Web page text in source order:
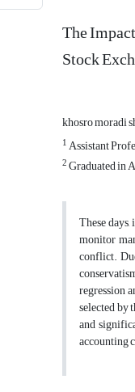
The
Stock
khosro moradi
1Assistant
2Graduated in
These
monitor
conflict.
regression
selected by
and
accounting